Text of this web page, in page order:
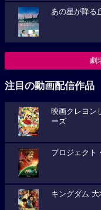
あの星が降る
劇
注目の動画配信作品
映画クレヨン
ーズ
プロジェクト
キングダム